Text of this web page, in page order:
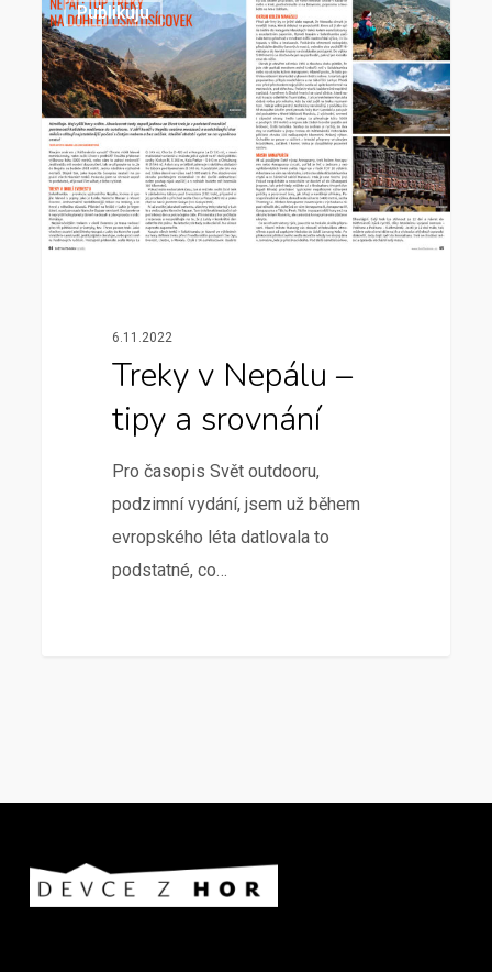
Publikuju
6.11.2022
Treky v Nepálu –
tipy a srovnání
Pro časopis Svět outdooru,
podzimní vydání, jsem už během
evropského léta datlovala to
podstatné, co…